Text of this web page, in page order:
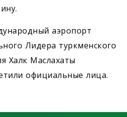
аэропорт
Лидера туркменского
Халк Маслахаты
официальные лица.